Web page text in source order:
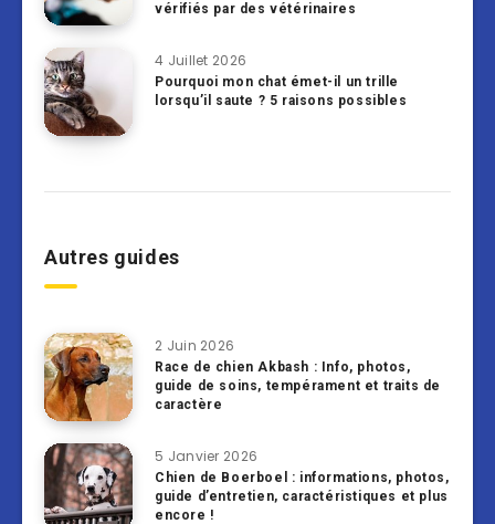
vérifiés par des vétérinaires
4 Juillet 2026
Pourquoi mon chat émet-il un trille
lorsqu’il saute ? 5 raisons possibles
Autres guides
2 Juin 2026
Race de chien Akbash : Info, photos,
guide de soins, tempérament et traits de
caractère
5 Janvier 2026
Chien de Boerboel : informations, photos,
guide d’entretien, caractéristiques et plus
encore !